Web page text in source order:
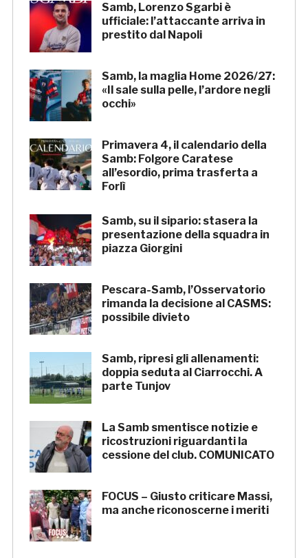
Samb, Lorenzo Sgarbi è
ufficiale: l’attaccante arriva in
prestito dal Napoli
Samb, la maglia Home 2026/27:
«Il sale sulla pelle, l’ardore negli
occhi»
Primavera 4, il calendario della
Samb: Folgore Caratese
all’esordio, prima trasferta a
Forlì
Samb, su il sipario: stasera la
presentazione della squadra in
piazza Giorgini
Pescara-Samb, l’Osservatorio
rimanda la decisione al CASMS:
possibile divieto
Samb, ripresi gli allenamenti:
doppia seduta al Ciarrocchi. A
parte Tunjov
La Samb smentisce notizie e
ricostruzioni riguardanti la
cessione del club. COMUNICATO
FOCUS – Giusto criticare Massi,
ma anche riconoscerne i meriti